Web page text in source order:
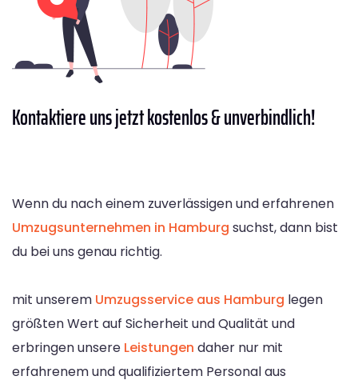
Kontaktiereuns jetzt kostenlos & unverbindlich!
Wenn du nach einem zuverlässigen und erfahrenen
Umzugsunternehmen in Hamburg suchst, dann bist
du bei uns genau richtig.
mit unserem Umzugsservice aus Hamburg legen
größten Wert auf Sicherheit und Qualität und
erbringen unsere Leistungen daher nur mit
erfahrenem und qualifiziertem Personal aus